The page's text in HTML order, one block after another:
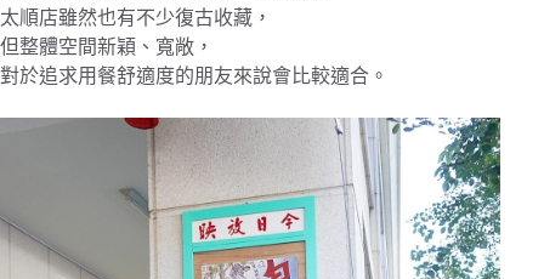
太順店雖然也有不少復古收藏，
但整體空間新穎、寬敞，
對於追求用餐舒適度的朋友來說會比較適合。